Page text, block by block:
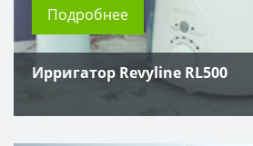
Подробнее
Ирригатор Revyline RL500